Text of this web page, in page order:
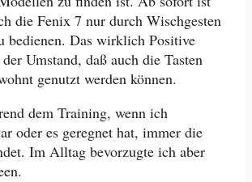
die Fenix 7 nur durch Wischgesten
bedienen. Das wirklich Positive
Umstand, daß auch die Tasten
genutzt werden können.
dem Training, wenn ich
oder es geregnet hat, immer die
Im Alltag bevorzugte ich aber